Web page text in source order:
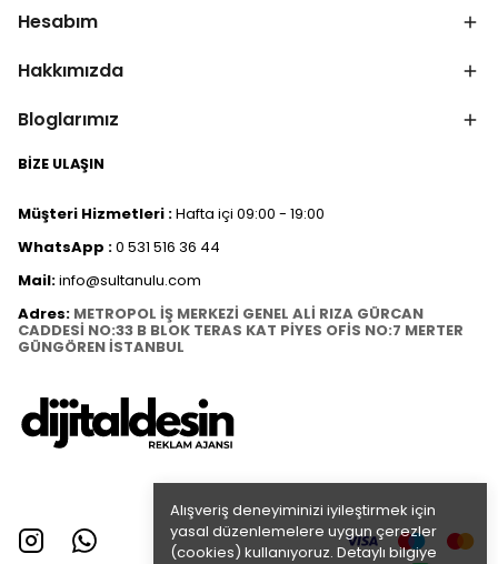
Alışveriş deneyiminizi iyileştirmek için
yasal düzenlemelere uygun çerezler
(cookies) kullanıyoruz. Detaylı bilgiye
Hesabım
Hakkımızda
Bloglarımız
BİZE ULAŞIN
Müşteri Hizmetleri :Hafta içi 09:00 - 19:00
WhatsApp :0 531 516 36 44
Mail:info@sultanulu.com
Adres: METROPOL İŞ MERKEZİ GENEL ALİ RIZA GÜRCAN
CADDESİ NO:33 B BLOK TERAS KAT PİYES OFİS NO:7 MERTER
GÜNGÖREN İSTANBUL